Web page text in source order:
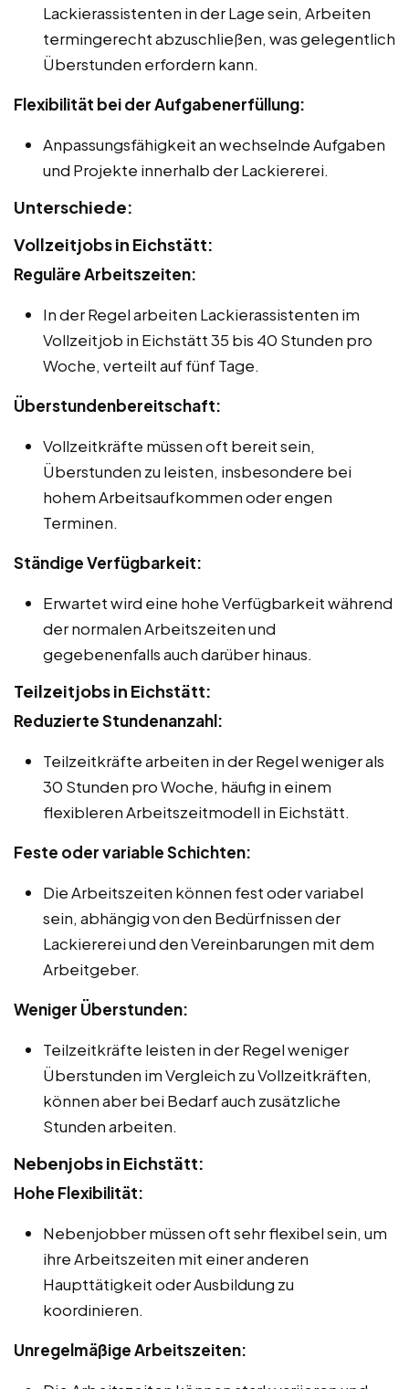
Lackierassistenten in der Lage sein, Arbeiten
termingerecht abzuschließen, was gelegentlich
Überstunden erfordern kann.
Flexibilität bei der Aufgabenerfüllung:
Anpassungsfähigkeit an wechselnde Aufgaben
und Projekte innerhalb der Lackiererei.
Unterschiede:
Vollzeitjobs in Eichstätt:
Reguläre Arbeitszeiten:
In der Regel arbeiten Lackierassistenten im
Vollzeitjob in Eichstätt 35 bis 40 Stunden pro
Woche, verteilt auf fünf Tage.
Überstundenbereitschaft:
Vollzeitkräfte müssen oft bereit sein,
Überstunden zu leisten, insbesondere bei
hohem Arbeitsaufkommen oder engen
Terminen.
Ständige Verfügbarkeit:
Erwartet wird eine hohe Verfügbarkeit während
der normalen Arbeitszeiten und
gegebenenfalls auch darüber hinaus.
Teilzeitjobs in Eichstätt:
Reduzierte Stundenanzahl:
Teilzeitkräfte arbeiten in der Regel weniger als
30 Stunden pro Woche, häufig in einem
flexibleren Arbeitszeitmodell in Eichstätt.
Feste oder variable Schichten:
Die Arbeitszeiten können fest oder variabel
sein, abhängig von den Bedürfnissen der
Lackiererei und den Vereinbarungen mit dem
Arbeitgeber.
Weniger Überstunden:
Teilzeitkräfte leisten in der Regel weniger
Überstunden im Vergleich zu Vollzeitkräften,
können aber bei Bedarf auch zusätzliche
Stunden arbeiten.
Nebenjobs in Eichstätt:
Hohe Flexibilität:
Nebenjobber müssen oft sehr flexibel sein, um
ihre Arbeitszeiten mit einer anderen
Haupttätigkeit oder Ausbildung zu
koordinieren.
Unregelmäßige Arbeitszeiten: